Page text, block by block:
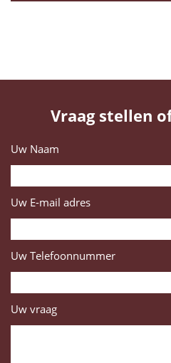
Vraag stellen
Uw Naam
Uw E-mail adres
Uw Telefoonnummer
Uw vraag